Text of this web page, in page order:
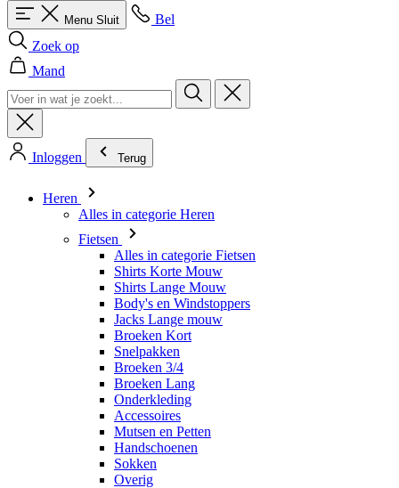
Menu Sluit
Bel
Zoek op
Mand
Inloggen Terug
Heren
Alles in categorie Heren
Fietsen
Alles in categorie Fietsen
Shirts Korte Mouw
Shirts Lange Mouw
Body's en Windstoppers
Jacks Lange mouw
Broeken Kort
Snelpakken
Broeken 3/4
Broeken Lang
Onderkleding
Accessoires
Mutsen en Petten
Handschoenen
Sokken
Overig